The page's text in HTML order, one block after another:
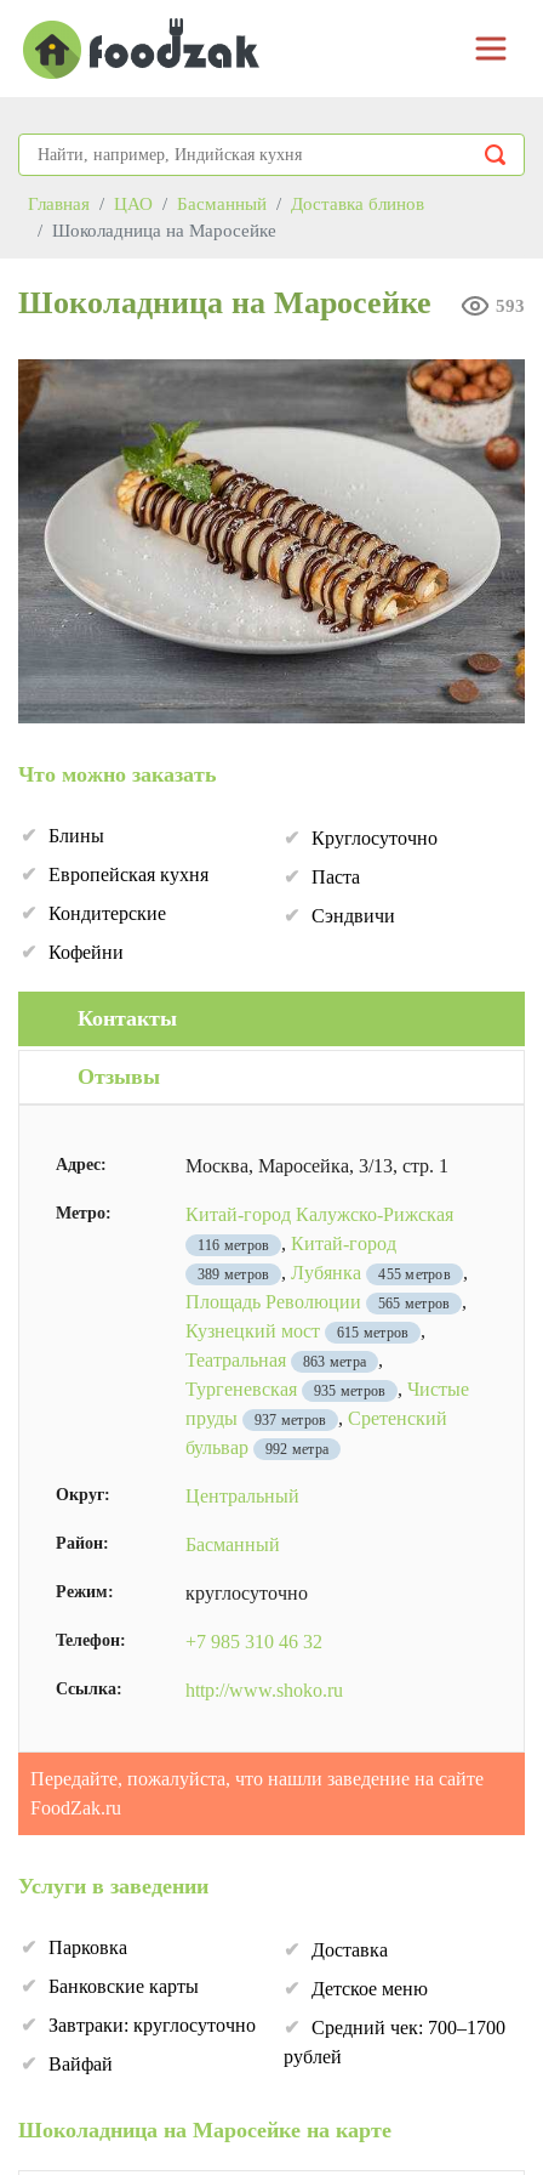
Главная ЦАО Басманный
Доставка блинов
Шоколадница на Маросейке
Шоколадница на Маросейке 593
Что можно заказать
Блины
Европейская кухня
Кондитерские
Кофейни
Круглосуточно
Паста
Сэндвичи
Контакты
Отзывы
Адрес: Москва, Маросейка, 3/13, стр. 1
Метро: Китай-город Калужско-Рижская
116 метров ,Китай-город
389 метров ,Лубянка 455 метров
,
Площадь Революции
565 метров
,
Кузнецкий мост
615 метров
,
Театральная
863 метра
,
Тургеневская
935 метров ,Чистые
пруды
937 метров ,Сретенский
бульвар
992 метра
Округ: Центральный
Район: Басманный
Режим: круглосуточно
Телефон: +7 985 310 46 32
Ссылка: http://www.shoko.ru
Передайте, пожалуйста, что нашли заведение на сайте
FoodZak.ru
Услуги в заведении
Парковка
Банковские карты
Завтраки: круглосуточно
Вайфай
Доставка
Детское меню
Средний чек: 700–1700
рублей
Шоколадница на Маросейке на карте